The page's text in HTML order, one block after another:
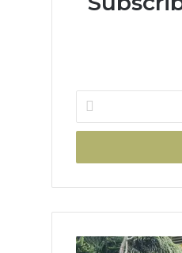
your
Email